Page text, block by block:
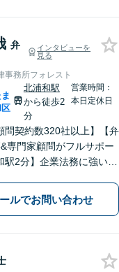
弁
インタビューを
見る
事務所フォレスト
北浦和駅
から徒歩2
分
営業時間：
本日定休日
問契約数320社以上】【弁
専門家顧問がフルサポー
駅2分】企業法務に強い弁
応します。中小企業さ
主さまからのご相談に注
ルでお問い合わせ